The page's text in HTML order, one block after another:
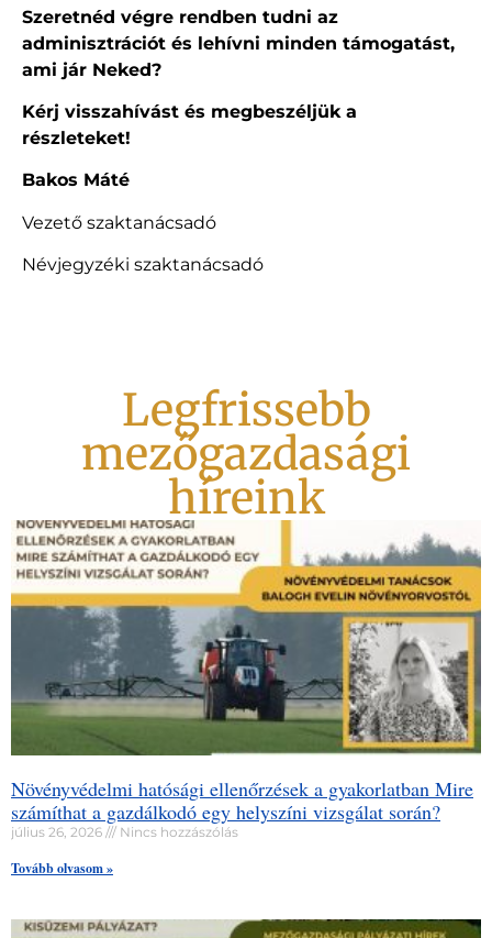
Szeretnéd végre rendben tudni az
adminisztrációt és lehívni minden támogatást,
ami jár Neked?
Kérj visszahívást és megbeszéljük a
részleteket!
Bakos Máté
Vezető szaktanácsadó
Névjegyzéki szaktanácsadó
Legfrissebb
mezőgazdasági
híreink
Növényvédelmi hatósági ellenőrzések a gyakorlatban Mire
számíthat a gazdálkodó egy helyszíni vizsgálat során?
július 26, 2026 Nincs hozzászólás
Tovább olvasom »